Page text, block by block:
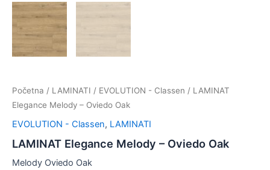
Početna / LAMINATI / EVOLUTION - Classen / LAMINAT
Elegance Melody – Oviedo Oak
EVOLUTION - Classen, LAMINATI
LAMINAT Elegance Melody – Oviedo Oak
Melody Oviedo Oak